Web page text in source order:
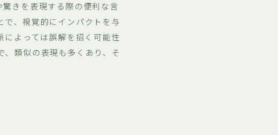
きを表現する際の便利な言
、視覚的にインパクトを与
よっては誤解を招く可能性
類似の表現も多くあり、そ